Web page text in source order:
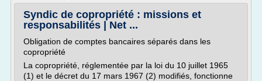
Syndic de copropriété : missions et
responsabilités | Net ...
Obligation de comptes bancaires séparés dans les
copropriété
La copropriété, réglementée par la loi du 10 juillet 1965
(1) et le décret du 17 mars 1967 (2) modifiés, fonctionne